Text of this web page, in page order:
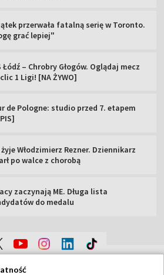
przerwała fatalną serię w Toronto.
grać lepiej"
Łódź – Chrobry Głogów. Oglądaj mecz
1 Ligi! [NA ŻYWO]
de Pologne: studio przed 7. etapem
żyje Włodzimierz Rezner. Dziennikarz
po walce z chorobą
zaczynają ME. Długa lista
do medalu